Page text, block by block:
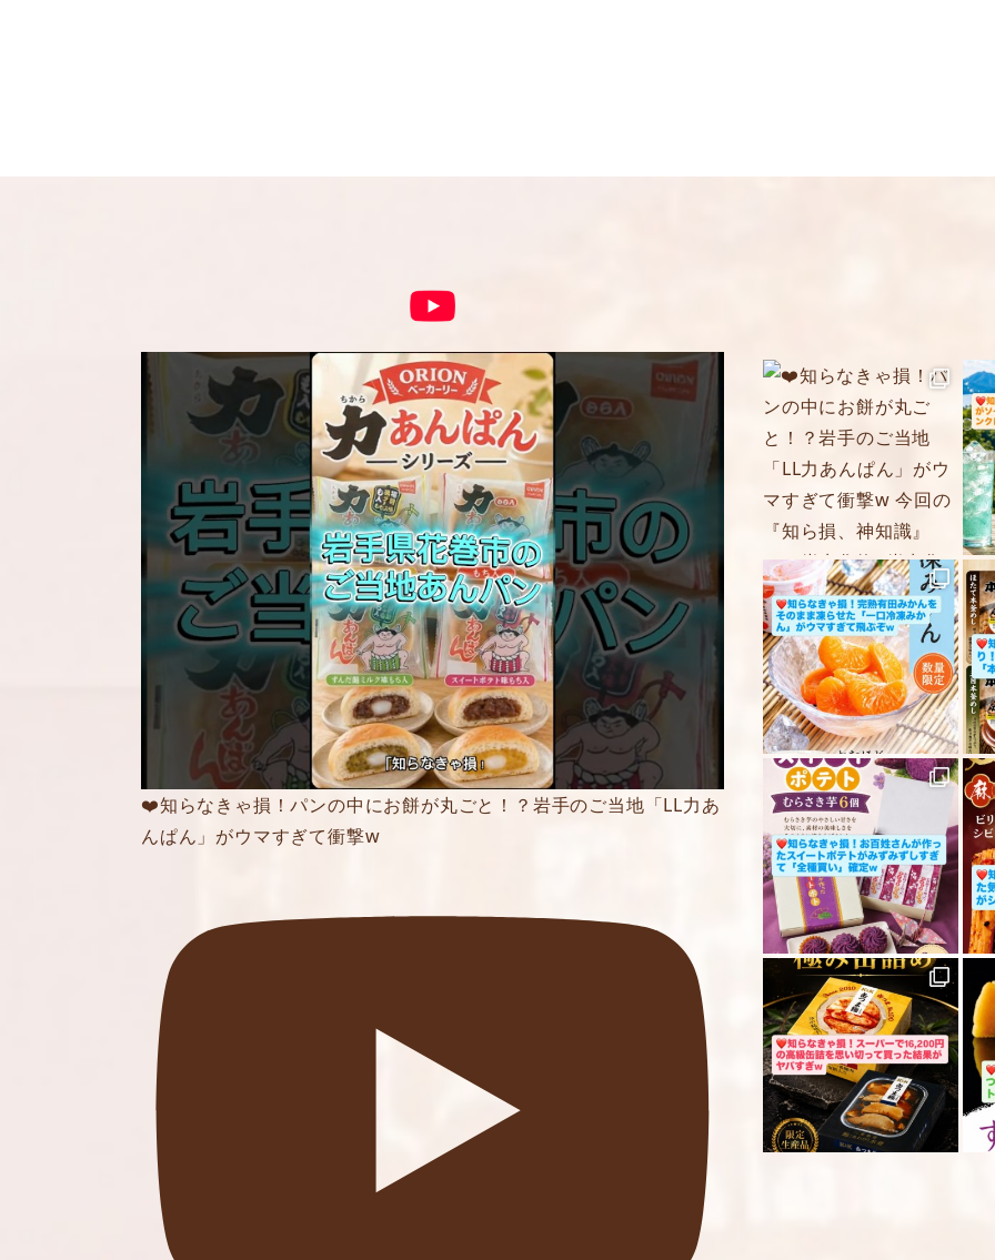
5段階評価をつけて
★
★★
★★★
★★★★
★★★★★
内容をご確認の上、
ください。
❤️知らなきゃ損！パンの中にお餅が丸ごと！？岩手のご当地「LL力あ
んぱん」がウマすぎて衝撃w